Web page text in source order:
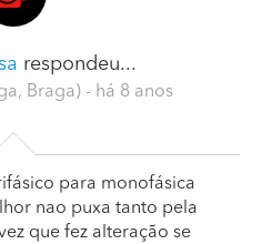
respondeu...
Braga) - há 8 anos
para monofásica
nao puxa tanto pela
que fez alteração se